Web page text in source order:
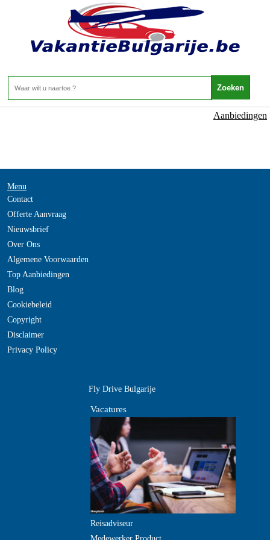
Home>
Aanbiedingen
Menu
Contact
Offerte Aanvraag
Nieuwsbrief
Over Ons
Algemene Voorwaarden
Top Aanbiedingen
Blog
Cookiebeleid
Copyright
Disclaimer
Privacy Policy
Fly Drive Bulgarije
Vacatures
Reisadviseur